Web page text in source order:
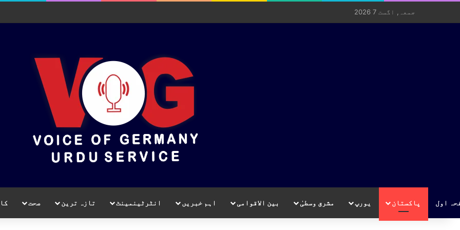
جمعہ, اگست 7 2026
اول پاکستان یورپ مشرق وسطیٰ بین الاقوامی اہم خبریں انٹرٹینمینٹ تازہ ترین صحت